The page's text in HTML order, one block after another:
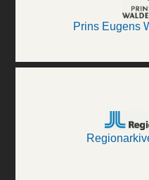
Prins Eugens